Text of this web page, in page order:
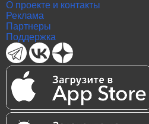
О проекте и контакты
Реклама
Партнеры
Поддержка